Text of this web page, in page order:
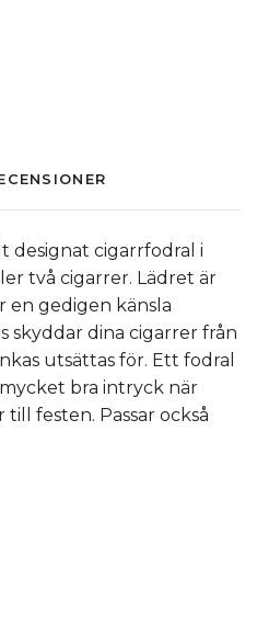
designat cigarrfodral i
två cigarrer. Lädret är
gedigen känsla
skyddar dina cigarrer från
utsättas för. Ett fodral
bra intryck när
festen. Passar också